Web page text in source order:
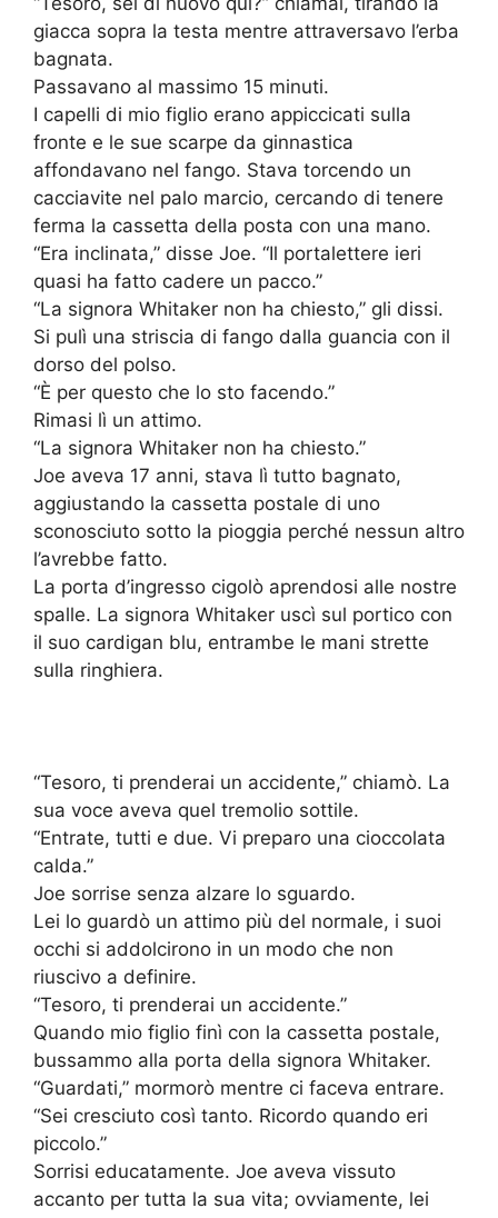
giacca sopra la testa mentre attraversavo l’erba
bagnata.
Passavano al massimo 15 minuti.
I capelli di mio figlio erano appiccicati sulla
fronte e le sue scarpe da ginnastica
affondavano nel fango. Stava torcendo un
cacciavite nel palo marcio, cercando di tenere
ferma la cassetta della posta con una mano.
“Era inclinata,” disse Joe. “Il portalettere ieri
quasi ha fatto cadere un pacco.”
“La signora Whitaker non ha chiesto,” gli dissi.
Si pulì una striscia di fango dalla guancia con il
dorso del polso.
“È per questo che lo sto facendo.”
Rimasi lì un attimo.
“La signora Whitaker non ha chiesto.”
Joe aveva 17 anni, stava lì tutto bagnato,
aggiustando la cassetta postale di uno
sconosciuto sotto la pioggia perché nessun altro
l’avrebbe fatto.
La porta d’ingresso cigolò aprendosi alle nostre
spalle. La signora Whitaker uscì sul portico con
il suo cardigan blu, entrambe le mani strette
sulla ringhiera.
“Tesoro, ti prenderai un accidente,” chiamò. La
sua voce aveva quel tremolio sottile.
“Entrate, tutti e due. Vi preparo una cioccolata
calda.”
Joe sorrise senza alzare lo sguardo.
Lei lo guardò un attimo più del normale, i suoi
occhi si addolcirono in un modo che non
riuscivo a definire.
“Tesoro, ti prenderai un accidente.”
Quando mio figlio finì con la cassetta postale,
bussammo alla porta della signora Whitaker.
“Guardati,” mormorò mentre ci faceva entrare.
“Sei cresciuto così tanto. Ricordo quando eri
piccolo.”
Sorrisi educatamente. Joe aveva vissuto
accanto per tutta la sua vita; ovviamente, lei